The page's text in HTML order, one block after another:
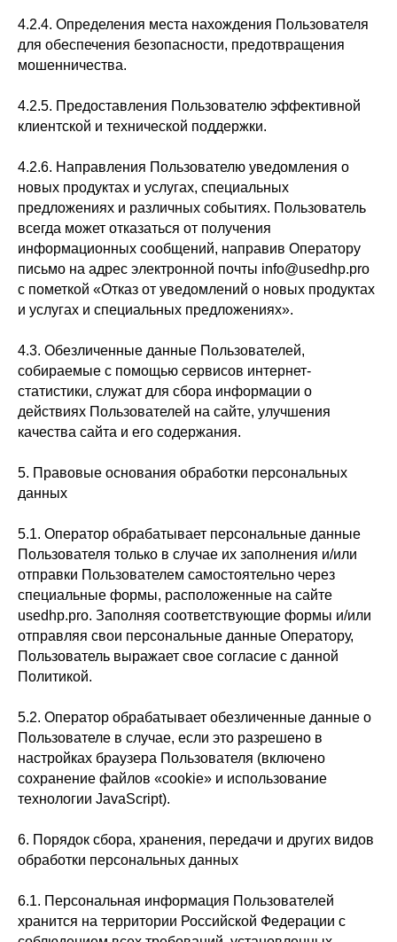
4.2.4. Определения места нахождения Пользователя
для обеспечения безопасности, предотвращения
мошенничества.
4.2.5. Предоставления Пользователю эффективной
клиентской и технической поддержки.
4.2.6. Направления Пользователю уведомления о
новых продуктах и услугах, специальных
предложениях и различных событиях. Пользователь
всегда может отказаться от получения
информационных сообщений, направив Оператору
письмо на адрес электронной почты info@usedhp.pro
с пометкой «Отказ от уведомлений о новых продуктах
и услугах и специальных предложениях».
4.3. Обезличенные данные Пользователей,
собираемые с помощью сервисов интернет-
статистики, служат для сбора информации о
действиях Пользователей на сайте, улучшения
качества сайта и его содержания.
5. Правовые основания обработки персональных
данных
5.1. Оператор обрабатывает персональные данные
Пользователя только в случае их заполнения и/или
отправки Пользователем самостоятельно через
специальные формы, расположенные на сайте
usedhp.pro. Заполняя соответствующие формы и/или
отправляя свои персональные данные Оператору,
Пользователь выражает свое согласие с данной
Политикой.
5.2. Оператор обрабатывает обезличенные данные о
Пользователе в случае, если это разрешено в
настройках браузера Пользователя (включено
сохранение файлов «cookie» и использование
технологии JavaScript).
6. Порядок сбора, хранения, передачи и других видов
обработки персональных данных
6.1. Персональная информация Пользователей
хранится на территории Российской Федерации с